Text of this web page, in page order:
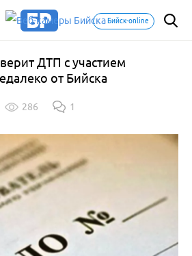
Бийск-online
ДТП с участием
от Бийска
286 1